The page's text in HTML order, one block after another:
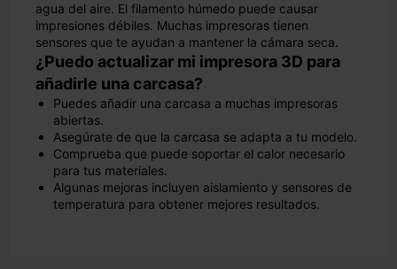
agua del aire. El filamento húmedo puede causar
impresiones débiles. Muchas impresoras tienen
sensores que te ayudan a mantener la cámara seca.
¿Puedo actualizar mi impresora 3D para
añadirle una carcasa?
Puedes añadir una carcasa a muchas impresoras
abiertas.
Asegúrate de que la carcasa se adapta a tu modelo.
Comprueba que puede soportar el calor necesario
para tus materiales.
Algunas mejoras incluyen aislamiento y sensores de
temperatura para obtener mejores resultados.